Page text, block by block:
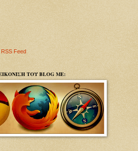
RSS Feed
ΤΟΥ BLOG ΜΕ: